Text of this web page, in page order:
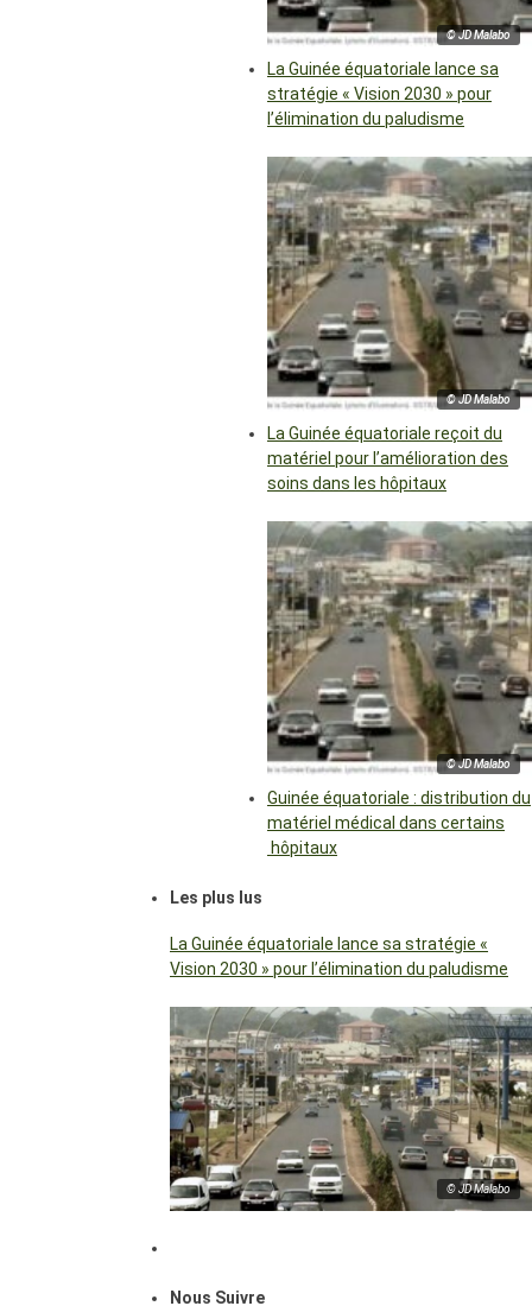
© JD Malabo
La Guinée équatoriale lance sa
stratégie « Vision 2030 » pour
l’élimination du paludisme
© JD Malabo
La Guinée équatoriale reçoit du
matériel pour l’amélioration des
soins dans les hôpitaux
© JD Malabo
Guinée équatoriale : distribution du
matériel médical dans certains
hôpitaux
Les plus lus
La Guinée équatoriale lance sa stratégie «
Vision 2030 » pour l’élimination du paludisme
© JD Malabo
Nous Suivre